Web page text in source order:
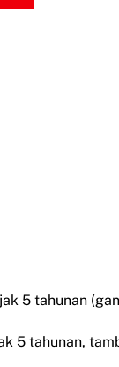
5 tahunan
5 tahunan,